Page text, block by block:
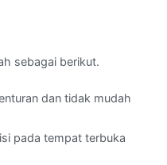
sebagai berikut.
dan tidak mudah
pada tempat terbuka